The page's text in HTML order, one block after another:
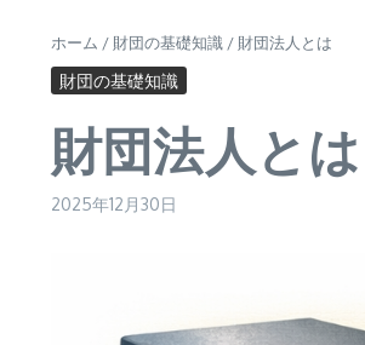
ホーム / 財団の基礎知識 / 財団法人とは
財団の基礎知識
財団法人とは
2025年12月30日